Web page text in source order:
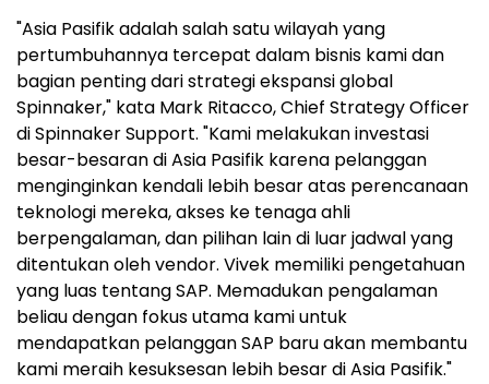
"Asia Pasifik adalah salah satu wilayah yang
pertumbuhannya tercepat dalam bisnis kami dan
bagian penting dari strategi ekspansi global
Spinnaker," kata Mark Ritacco, Chief Strategy Officer
di Spinnaker Support. "Kami melakukan investasi
besar-besaran di Asia Pasifik karena pelanggan
menginginkan kendali lebih besar atas perencanaan
teknologi mereka, akses ke tenaga ahli
berpengalaman, dan pilihan lain di luar jadwal yang
ditentukan oleh vendor. Vivek memiliki pengetahuan
yang luas tentang SAP. Memadukan pengalaman
beliau dengan fokus utama kami untuk
mendapatkan pelanggan SAP baru akan membantu
kami meraih kesuksesan lebih besar di Asia Pasifik."